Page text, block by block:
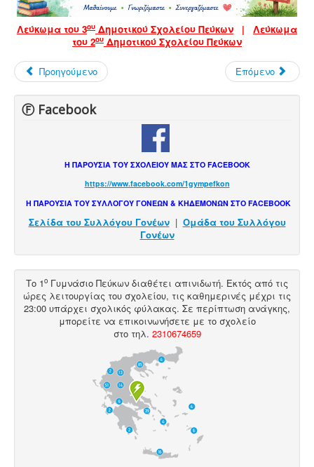
Λεύκωμα του 3ου Δημοτικού Σχολείου Πεύκων |
Λεύκωμα
του 2ου Δημοτικού Σχολείου Πεύκων
Προηγούμενο Επόμενο
Ⓕ Facebook
Η ΠΑΡΟΥΣΙΑ ΤΟΥ ΣΧΟΛΕΙΟΥ ΜΑΣ ΣΤΟ FACEBOOK
https://www.facebook.com/1gympefkon
Η ΠΑΡΟΥΣΙΑ ΤΟΥ ΣΥΛΛΟΓΟΥ ΓΟΝΕΩΝ & ΚΗΔΕΜΟΝΩΝ ΣΤΟ FACEBOOK
Σελίδα του Συλλόγου Γονέων| Ομάδα του Συλλόγου
Γονέων
Το 1ο Γυμνάσιο Πεύκων διαθέτει απινιδωτή. Εκτός από τις
ώρες λειτουργίας του σχολείου, τις καθημερινές μέχρι τις
23:00 υπάρχει σχολικός φύλακας. Σε περίπτωση ανάγκης,
μπορείτε να επικοινωνήσετε με το σχολείο
στο τηλ. 2310674659